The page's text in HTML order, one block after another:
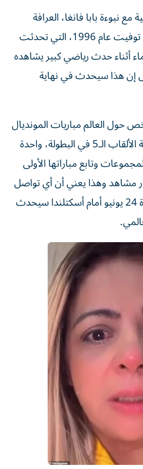
مع نبوءة بابا فانغا، العرافة
البلغارية الشهيرة العمياء التي توفيت عام 1996، التي تحدثت
أثناء حدث رياضي كبير يشاهده
إن هذا سيحدث في نهاية
مليارات شخص حول العالم مباريات المونديال
وتعد مباريات البرازيل، صاحبة الألقاب الـ5 في البطولة، واحدة
وتابع مباراتها الأولى
مشاهد وهذا يعني أن أي تواصل
مع العوالم الفضائية في مباراة 24 يونيو أمام أسكتلندا سيحدث